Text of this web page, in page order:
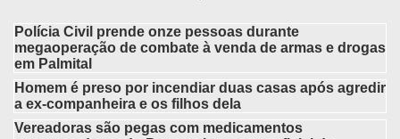
Polícia Civil prende onze pessoas durante
megaoperação de combate à venda de armas e drogas
em Palmital
Homem é preso por incendiar duas casas após agredir
a ex-companheira e os filhos dela
Vereadoras são pegas com medicamentos